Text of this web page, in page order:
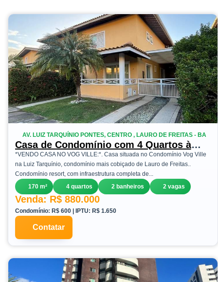
AV. LUIZ TARQUÍNIO PONTES, CENTRO , LAURO DE FREITAS - BA
Casa de Condomínio com 4 Quartos à
Venda, 170 m²em Centro - Lauro de
Freitas
*VENDO CASA NO VOG VILLE:*. Casa situada no Condomínio Vog Ville
na Luiz Tarquínio, condomínio mais cobiçado de Lauro de Freitas..
Condomínio resort, com infraestrutura completa de...
170 m²
4 quartos 2 banheiros 2 vagas
Venda: R$ 880.000
Condomínio: R$ 600 | IPTU: R$ 1.650
Contatar